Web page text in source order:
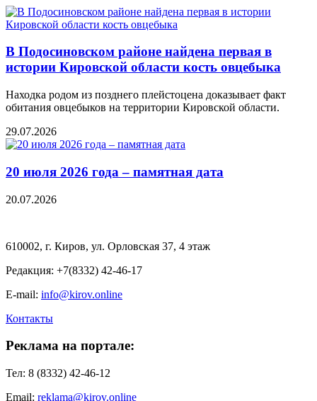
В Подосиновском районе найдена первая в
истории Кировской области кость овцебыка
Находка родом из позднего плейстоцена доказывает факт
обитания овцебыков на территории Кировской области.
29.07.2026
20 июля 2026 года – памятная дата
20.07.2026
610002, г. Киров, ул. Орловская 37, 4 этаж
Редакция: +7(8332) 42-46-17
E-mail: info@kirov.online
Контакты
Реклама на портале:
Тел: 8 (8332) 42-46-12
Email: reklama@kirov.online